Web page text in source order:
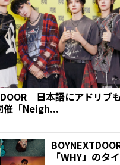
日本語にアドリブ
「Neigh...
「WHY」のタ